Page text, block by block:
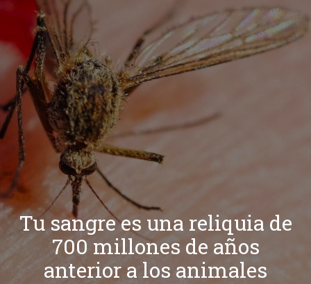
Tu sangre es una reliquia de
700 millones de años
anterior a los animales